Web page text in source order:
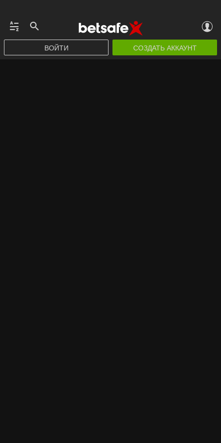
ВОЙТИ СОЗДАТЬ АККАУНТ